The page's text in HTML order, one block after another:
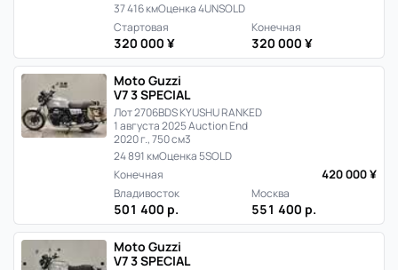
37 416 кмОценка 4UNSOLD
Стартовая
320 000 ¥
Конечная
320 000 ¥
Moto Guzzi
V7 3 SPECIAL
Лот 2706BDS KYUSHU RANKED
1 августа 2025 Auction End
2020 г., 750 см3
24 891 кмОценка 5SOLD
Конечная
420 000 ¥
Владивосток
501 400 р.
Москва
551 400 р.
Moto Guzzi
V7 3 SPECIAL